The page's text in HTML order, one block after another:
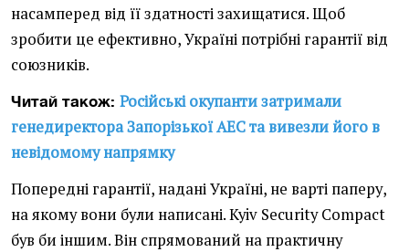
насамперед від її здатності захищатися. Щоб
зробити це ефективно, Україні потрібні гарантії від
союзників.
Читай також: Російські окупанти затримали
генедиректора Запорізької АЕС та вивезли його в
невідомому напрямку
Попередні гарантії, надані Україні, не варті паперу,
на якому вони були написані. Kyiv Security Compact
був би іншим. Він спрямований на практичну